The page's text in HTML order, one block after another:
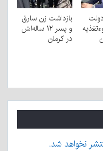
بازداشت زن سارق
و پسر ۱۲ ساله‌اش
در کرمان
نخواهد شد.